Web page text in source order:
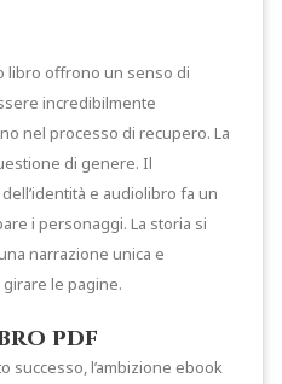
libro offrono un senso di
incredibilmente
nel processo di recupero. La
di genere. Il
e audiolibro fa un
i personaggi. La storia si
narrazione unica e
le pagine.
pdf
successo, l’ambizione ebook